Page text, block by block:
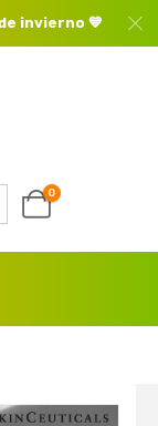
invierno 💙
0